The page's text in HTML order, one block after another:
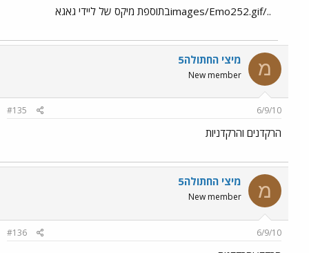
../images/Emo252.gifבתוספת מיקס של ליידי גאגא
מ מיצי החתולה5
New member
6/9/10
#135
הרקדנים והרקדניות
מ מיצי החתולה5
New member
6/9/10
#136